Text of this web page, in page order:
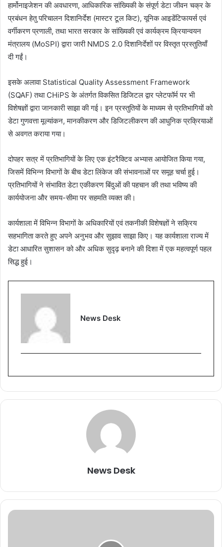
हार्मोनाइजेशन की अवधारणा, आधिकारिक सांख्यिकी के संपूर्ण डेटा जीवन चक्र के
प्रबंधन हेतु परिचालन दिशानिर्देश (मास्टर टूल किट), यूनिक आइडेंटिफायर्स एवं
वर्गीकरण प्रणाली, तथा भारत सरकार के सांख्यिकी एवं कार्यक्रम क्रियान्वयन
मंत्रालय (MoSPI) द्वारा जारी NMDS 2.0 दिशानिर्देशों पर विस्तृत प्रस्तुतियाँ
दी गईं।
इसके अलावा Statistical Quality Assessment Framework
(SQAF) तथा CHiPS के अंतर्गत विकसित डिजिटल द्वार प्लेटफॉर्म पर भी
विशेषज्ञों द्वारा जानकारी साझा की गई। इन प्रस्तुतियों के माध्यम से प्रतिभागियों को
डेटा गुणवत्ता मूल्यांकन, मानकीकरण और डिजिटलीकरण की आधुनिक प्रक्रियाओं
से अवगत कराया गया।
दोपहर सत्र में प्रतिभागियों के लिए एक इंटरैक्टिव अभ्यास आयोजित किया गया,
जिसमें विभिन्न विभागों के बीच डेटा लिंकेज की संभावनाओं पर समूह चर्चा हुई।
प्रतिभागियों ने संभावित डेटा एकीकरण बिंदुओं की पहचान की तथा भविष्य की
कार्ययोजना और समय-सीमा पर सहमति व्यक्त की।
कार्यशाला में विभिन्न विभागों के अधिकारियों एवं तकनीकी विशेषज्ञों ने सक्रिय
सहभागिता करते हुए अपने अनुभव और सुझाव साझा किए। यह कार्यशाला राज्य में
डेटा आधारित सुशासन को और अधिक सुदृढ़ बनाने की दिशा में एक महत्वपूर्ण पहल
सिद्ध हुई।
News Desk
News Desk